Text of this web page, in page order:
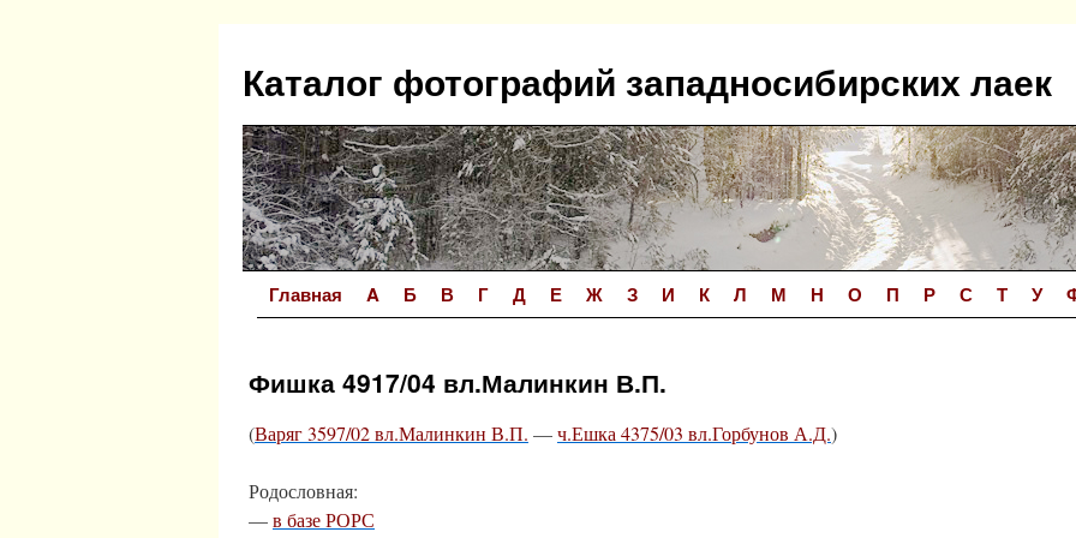
содержимому
Каталог фотографий западносибирских лаек
Главная A Б В Г Д Е Ж З И К Л М Н О П Р С Т У
Фишка 4917/04 вл.Малинкин В.П.
(Варяг 3597/02 вл.Малинкин В.П. —ч.Ешка 4375/03 вл.Горбунов А.Д.)
Родословная:
—в базе РОРС